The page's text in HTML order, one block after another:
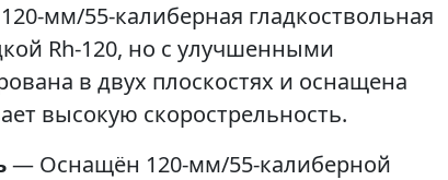
мм/55-калиберная гладкоствольная
Rh-120, но с улучшенными
в двух плоскостях и оснащена
высокую скорострельность.
— Оснащён 120-мм/55-калиберной